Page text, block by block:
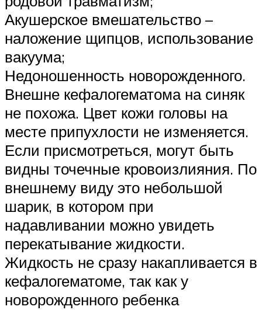
Акушерское вмешательство –
наложение щипцов, использование
вакуума;
Недоношенность новорожденного.
Внешне кефалогематома на синяк
не похожа. Цвет кожи головы на
месте припухлости не изменяется.
Если присмотреться, могут быть
видны точечные кровоизлияния. По
внешнему виду это небольшой
шарик, в котором при
надавливании можно увидеть
перекатывание жидкости.
Жидкость не сразу накапливается в
кефалогематоме, так как у
новорожденного ребенка